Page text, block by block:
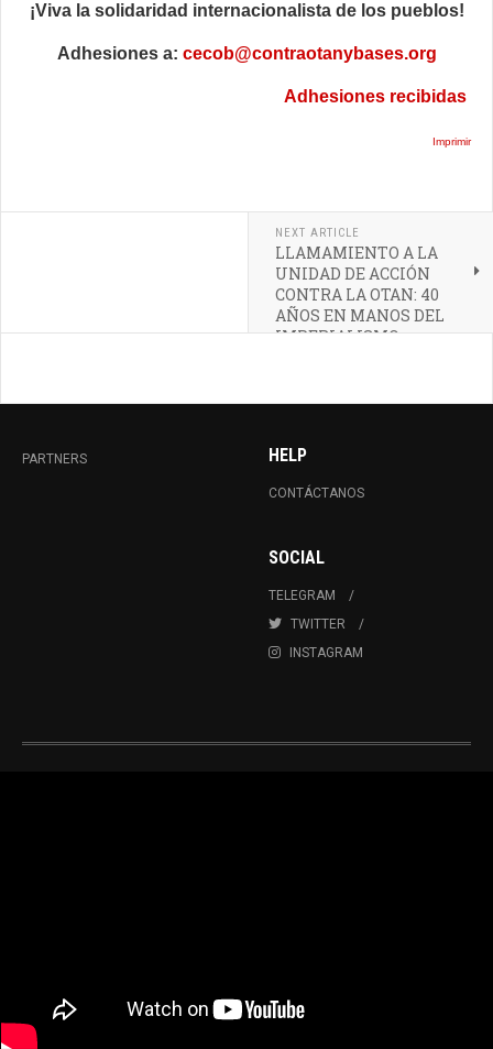
¡Viva la solidaridad internacionalista de los pueblos!
Adhesiones a: cecob@contraotanybases.org
Adhesiones recibidas
Imprimir
NEXT ARTICLE
LLAMAMIENTO A LA
UNIDAD DE ACCIÓN
CONTRA LA OTAN: 40
AÑOS EN MANOS DEL
IMPERIALISMO
PARTNERS HELP
CONTÁCTANOS
SOCIAL
TELEGRAM
TWITTER
INSTAGRAM